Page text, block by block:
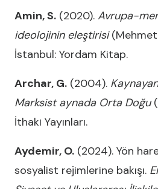
Amin, S. (2020). Avrupa-
ideolojinin eleştirisi(Mehmet
İstanbul: Yordam Kitap.
Archar, G. (2004).
Marksist aynada Orta Doğu
İthaki Yayınları.
Aydemir, O. (2024). Yön
sosyalist rejimlerine bakışı.